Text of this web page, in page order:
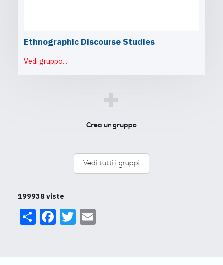
Ethnographic Discourse Studies
Vedi gruppo...
+
Crea un gruppo
Vedi tutti i gruppi
199938 viste
ShareFacebook
Twitter